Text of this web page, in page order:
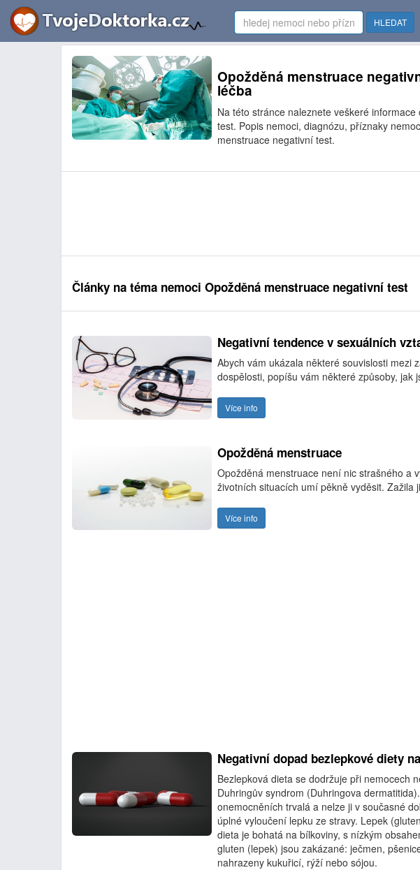
HLEDAT
Opožděná menstruace
léčba
Na této stránce naleznete veškeré
test. Popis nemoci, diagnózu, příznaky
menstruace negativní test.
Články na téma nemoci Opožděná menstruace negativní test
Negativní tendence v sexuálních
Abych vám ukázala některé souvislosti mezi
dospělosti, popíšu vám některé způsoby, jak
Více info
Opožděná menstruace
Opožděná menstruace není nic strašného a
životních situacích umí pěkně vyděsit. Zažila
Více info
Negativní dopad bezlepkové diety
Bezlepková dieta se dodržuje při nemocech
Duhringův syndrom (Duhringova
onemocněních trvalá a nelze ji v současné
úplné vyloučení lepku ze stravy. Lepek
dieta je bohatá na bílkoviny, s nízkým
gluten (lepek) jsou zakázané: ječmen,
nahrazeny kukuřicí, rýží nebo sójou.